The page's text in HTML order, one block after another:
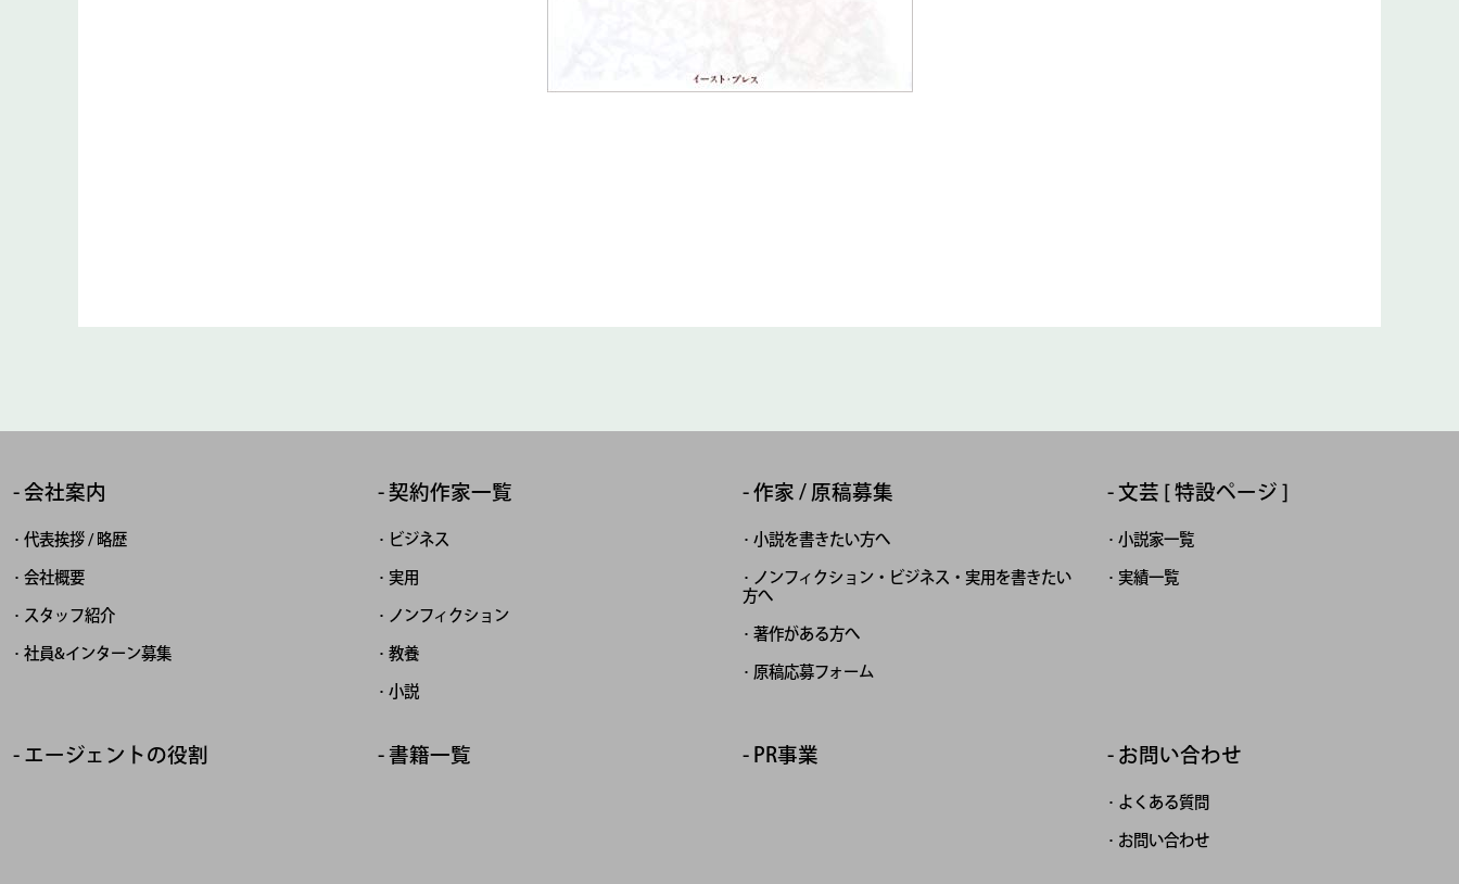
会社案内
代表挨拶 / 略歴
会社概要
スタッフ紹介
社員&インターン募集
契約作家一覧
ビジネス
実用
ノンフィクション
教養
小説
作家 / 原稿募集
小説を書きたい方へ
ノンフィクション・ビジネス・実用を書きたい
方へ
著作がある方へ
原稿応募フォーム
文芸 [ 特設ページ ]
小説家一覧
実績一覧
エージェントの役割 書籍一覧 PR事業 お問い合わせ
よくある質問
お問い合わせ